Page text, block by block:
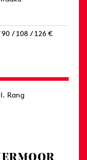
/ 108 / 126 €
Rang